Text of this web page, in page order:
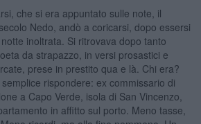
che si era appuntato sulle note, il
Nedo, andò a coricarsi, dopo essersi
inoltrata. Si ritrovava dopo tanto
da strapazzo, in versi prosastici e
prese in prestito qua e là. Chi era?
semplice rispondere: ex commissario di
a Capo Verde, isola di San Vincenzo,
in affitto sul porto. Meno tasse,